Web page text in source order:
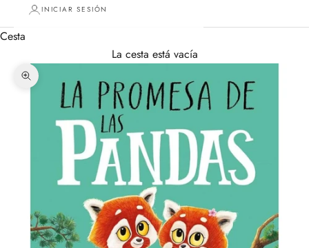
INICIAR SESIÓN
Cesta
La cesta está vacía
Zoom